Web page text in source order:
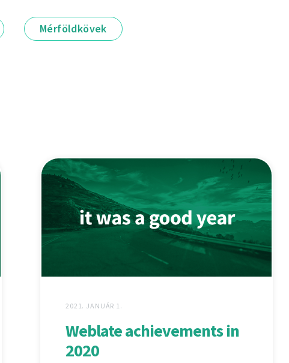
Mérföldkövek
2021. JANUÁR 1.
Weblate achievements in
2020